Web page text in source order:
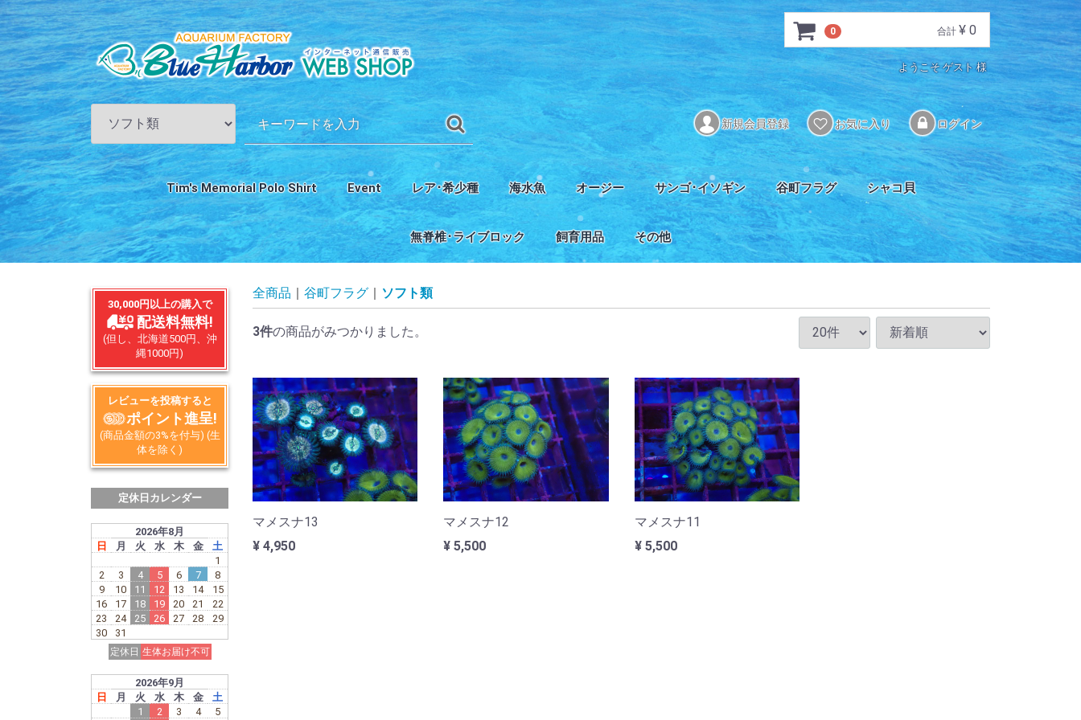
0 合計 ¥ 0
ようこそ ゲスト 様
新規会員登録 お気に入り ログイン
Tim's Memorial Polo Shirt Event
スタジオ完成記念セール
レア･希少種
レアフィッシュ
レアコーラル
海水魚
ヤッコ
チョウチョウウオ類
ハナダイ･バスレット･ベラ類
クマノミ･スズメ類
ハゼ･ギンポ･ジョー類
ハギ･カワハギ･フグ類
タツ･ヨウジウオ類
その他
オージー
オージーミドリイシ
オージーSPS
オージーLPS
オージーソフトコーラル
サンゴ･イソギン
SPS
LPS
ソフトコーラル
イソギンチャク
谷町フラグ
SPS類
LPS類
ソフト類
シャコ貝
無脊椎･ライブロック 飼育用品 その他
全商品 谷町フラグ ソフト類
3件の商品がみつかりました。
マメスナ13
¥ 4,950
マメスナ12
¥ 5,500
マメスナ11
¥ 5,500
30,000円以上の購入で
配送料無料!
(但し、北海道500円、沖
縄1000円)
レビューを投稿すると
ポイント進呈!
(商品金額の3%を付与) (生
体を除く)
定休日カレンダー
2026年8月
日
月 火 水 木 金
土
1
2
3 4 5 6 7
8
9
10 11 12 13 14
15
16
17 18 19 20 21
22
23
24 25 26 27 28
29
30
31
定休日 生体お届け不可
2026年9月
日
月 火 水 木 金
土
1
2 3 4 5